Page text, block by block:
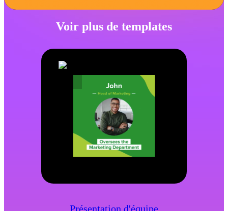
Voir plus de templates
Présentation d'équipe